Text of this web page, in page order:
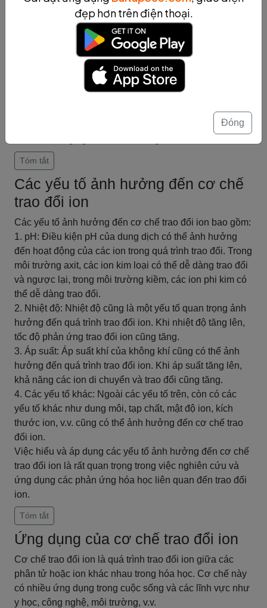
hệ thống hóa học.
Ngoài ra, quá trình trao đổi ion thông qua phức chất
cũng được sử dụng trong các quá trình điều chế và tách
các hợp chất hữu cơ và vô cơ. Ví dụ như quá trình tách
Pb2+ và Cu2+ trong quá trình xử lý nước thải hoặc quá
trình sản xuất thuốc kháng sinh.
một trong những cơ chế trao đổi ion trong hóa học, có
tính ứng dụng cao trong nhiều lĩnh vực như phân tích
Tóm tắt
Các yếu tố ảnh hưởng đến cơ chế
trao đổi ion
Các yếu tố ảnh hưởng đến cơ chế trao đổi ion bao gồm:
1. pH: Điều kiện pH của dung dịch có thể ảnh hưởng
đến hoạt động của các ion trong quá trình trao đổi. Trong
môi trường axit, các ion kim loại có thể dễ dàng trao đổi
và ngược lại, trong môi trường kiềm, các ion phi kim có
thể dễ dàng trao đổi.
2. Nhiệt độ: Nhiệt độ cũng là một yếu tố quan trọng ảnh
hưởng đến quá trình trao đổi ion. Khi nhiệt độ tăng lên,
tốc độ phản ứng trao đổi ion cũng tăng.
3. Áp suất: Áp suất khí của không khí cũng có thể ảnh
hưởng đến quá trình trao đổi ion. Khi áp suất tăng lên,
khả năng các ion di chuyển và trao đổi cũng tăng.
4. Các yếu tố khác: Ngoài các yếu tố trên, còn có các
yếu tố khác như dung môi, tạp chất, mật độ ion, kích
thước ion, v.v. cũng có thể ảnh hưởng đến cơ chế trao
đổi ion.
Việc hiểu và áp dụng các yếu tố ảnh hưởng đến cơ chế
trao đổi ion là rất quan trọng trong việc nghiên cứu và
ứng dụng các phản ứng hóa học liên quan đến trao đổi
ion.
Tóm tắt
Ứng dụng của cơ chế trao đổi ion
Cơ chế trao đổi ion là quá trình trao đổi ion giữa các
phân tử hoặc ion khác nhau trong hóa học. Cơ chế này
có nhiều ứng dụng trong cuộc sống và các lĩnh vực như
y học, công nghệ, môi trường, v.v.
đẹp hơn trên điện thoại.
Đóng